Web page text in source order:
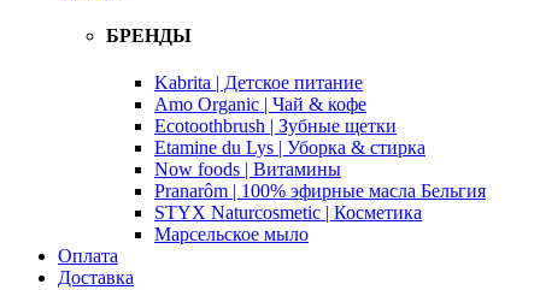
БРЕНДЫ
Kabrita | Детское питание
Amo Organic | Чай & кофе
Ecotoothbrush | Зубные щетки
Etamine du Lys | Уборка & стирка
Now foods | Витамины
Pranarôm | 100% эфирные масла Бельгия
STYX Naturcosmetic | Косметика
Марсельское мыло
Оплата
Доставка